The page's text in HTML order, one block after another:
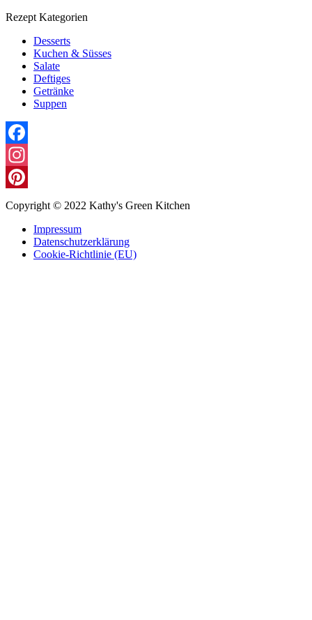
Rezept Kategorien
Desserts
Kuchen & Süsses
Salate
Deftiges
Getränke
Suppen
Facebook
Instagram
Pinterest
Copyright © 2022 Kathy's Green Kitchen
Impressum
Datenschutzerklärung
Cookie-Richtlinie (EU)